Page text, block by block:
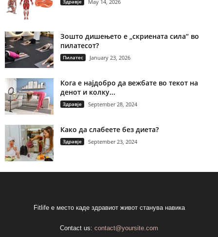
Здравје May 14, 2026
Зошто дишењето е „скриената сила“ во
пилатесот?
Пилатес January 23, 2026
Кога е најдобро да вежбате во текот на
денот и колку...
Здравје September 28, 2024
Како да слабеете без диета?
Здравје September 23, 2024
Fitlife е место каде здравиот живот станува навика
Contact us: contact@yoursite.com